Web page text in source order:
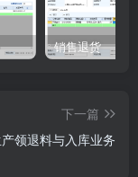
销售退货
下一篇
领退料与入库业务